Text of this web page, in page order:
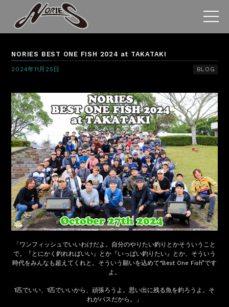
NORIES BEST ONE FISH 2024 at TAKATAKI
2024年11月25日 BLOG
「ワンフィッシュでいいわけだよ。自分のやりたい釣りとかそういうこと
で。『とにかく釣れればいい』とか『いっぱい釣りたい』とか、そういう
時代をみんなも超えてくれと。そういう願いを込めて“Best One Fish”です
よ。
1匹でいい、1匹でいいから、頑張ろうよ。思い出に残る魚を釣ろうよ。そ
れがバスだから。」